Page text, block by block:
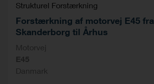
Strukturel Forstærkning
Forstærkning af motorvej E45 fra
Skanderborg til Århus
Motorvej
E45
Danmark